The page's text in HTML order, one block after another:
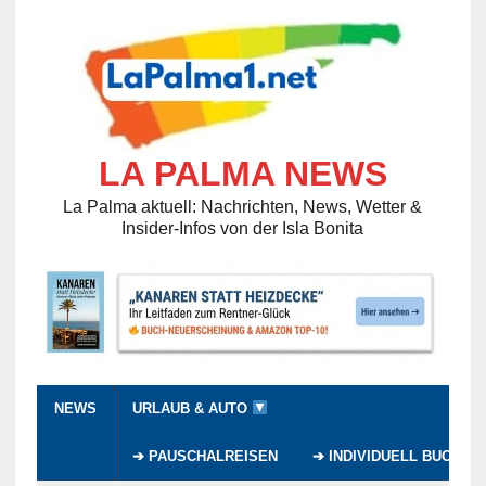
LA PALMA NEWS
La Palma aktuell: Nachrichten, News, Wetter &
Insider-Infos von der Isla Bonita
NEWS URLAUB & AUTO
➔ PAUSCHALREISEN ➔ INDIVIDUELL BUCHEN